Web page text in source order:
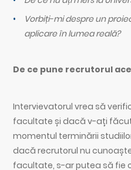
Vorbiți-mi despre un
aplicare în lumea reală?
De ce pune recrutorul
Intervievatorul vrea să
facultate și dacă v-ați
momentul terminării
dacă recrutorul nu
facultate, s-ar putea să fie